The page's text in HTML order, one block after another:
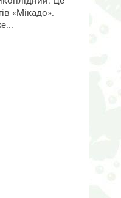
«Мікадо».